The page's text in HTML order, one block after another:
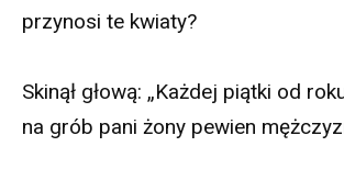
przynosi te kwiaty?
Skinął głową: „Każdej piątki od
na grób pani żony pewien